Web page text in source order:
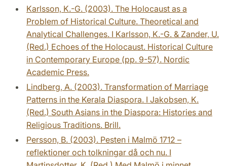
Karlsson, K.-G. (2003). The Holocaust as a
Problem of Historical Culture. Theoretical and
Analytical Challenges. I Karlsson, K.-G. & Zander, U.
(Red.) Echoes of the Holocaust. Historical Culture
in Contemporary Europe (pp. 9-57). Nordic
Academic Press.
Lindberg, A. (2003). Transformation of Marriage
Patterns in the Kerala Diaspora. I Jakobsen, K.
(Red.) South Asians in the Diaspora: Histories and
Religious Traditions. Brill.
Persson, B. (2003). Pesten i Malmö 1712 –
reflektioner och tolkningar då och nu. I